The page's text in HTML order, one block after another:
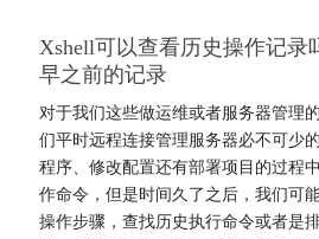
Xshell可以查看历史操作记录
早之前的记录
对于我们这些做运维或者服务器管理
们平时远程连接管理服务器必不可少
程序、修改配置还有部署项目的过程
作命令，但是时间久了之后，我们可
操作步骤，查找历史执行命令或者是